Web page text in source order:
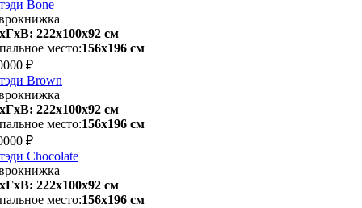
Bone
222х100x92 см
место:156х196 см
₽
Brown
222х100x92 см
место:156х196 см
₽
Chocolate
222х100x92 см
место:156х196 см